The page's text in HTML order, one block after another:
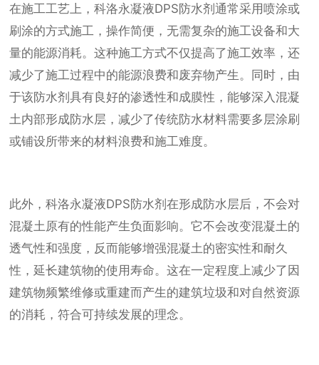
在施工工艺上，科洛永凝液DPS防水剂通常采用喷涂或
刷涂的方式施工，操作简便，无需复杂的施工设备和大
量的能源消耗。这种施工方式不仅提高了施工效率，还
减少了施工过程中的能源浪费和废弃物产生。同时，由
于该防水剂具有良好的渗透性和成膜性，能够深入混凝
土内部形成防水层，减少了传统防水材料需要多层涂刷
或铺设所带来的材料浪费和施工难度。
此外，科洛永凝液DPS防水剂在形成防水层后，不会对
混凝土原有的性能产生负面影响。它不会改变混凝土的
透气性和强度，反而能够增强混凝土的密实性和耐久
性，延长建筑物的使用寿命。这在一定程度上减少了因
建筑物频繁维修或重建而产生的建筑垃圾和对自然资源
的消耗，符合可持续发展的理念。